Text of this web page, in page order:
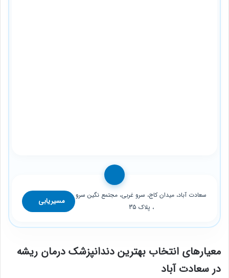
سعادت آباد، میدان کاج، سرو غربی، مجتمع نگین سرو
، پلاک 35
مسیریابی
معیارهای انتخاب بهترین دندانپزشک درمان ریشه
در سعادت آباد